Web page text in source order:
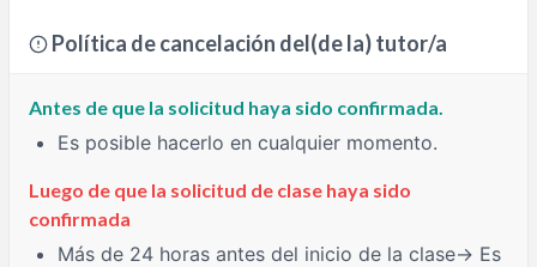
Política de cancelación del(de la) tutor/a
Antes de que la solicitud haya sido confirmada.
Es posible hacerlo en cualquier momento.
Luego de que la solicitud de clase haya sido
confirmada
Más de 24 horas antes del inicio de la clase→ Es